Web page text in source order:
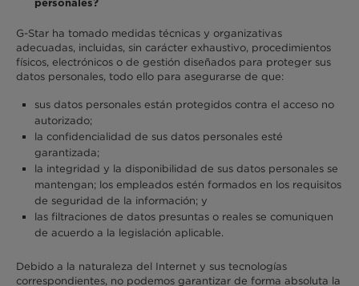
personales?
G-Star ha tomado medidas técnicas y organizativas
adecuadas, incluidas, sin carácter exhaustivo, procedimientos
físicos, electrónicos o de gestión diseñados para proteger sus
datos personales, todo ello para asegurarse de que:
sus datos personales están protegidos contra el acceso no
autorizado;
la confidencialidad de sus datos personales esté
garantizada;
la integridad y la disponibilidad de sus datos personales se
mantengan; los empleados estén formados en los requisitos
de seguridad de la información; y
las filtraciones de datos presuntas o reales se comuniquen
de acuerdo a la legislación aplicable.
Debido a la naturaleza del Internet y sus tecnologías
correspondientes, no podemos garantizar de forma absoluta la